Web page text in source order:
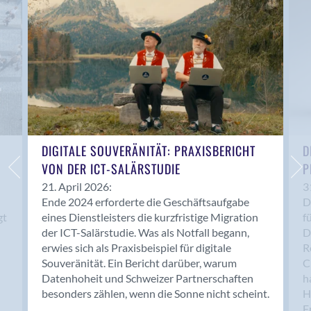
Anwil
Appenzell
Au SG
Baar
Baden
Balsthal
Balzers
Basel
Bassersdorf
Belp
Bendern
Benken (SG)
Bergdietikon
Berlin
Bern
Bern - Liebefeld
DIGITALE SOUVERÄNITÄT: PRAXISBERICHT
VON DER ICT-SALÄRSTUDIE
21. April 2026:
Ende 2024 erforderte die Geschäftsaufgabe
eines Dienstleisters die kurzfristige Migration
der ICT-Salärstudie. Was als Notfall begann,
erwies sich als Praxisbeispiel für digitale
Souveränität. Ein Bericht darüber, warum
Datenhoheit und Schweizer Partnerschaften
besonders zählen, wenn die Sonne nicht scheint.